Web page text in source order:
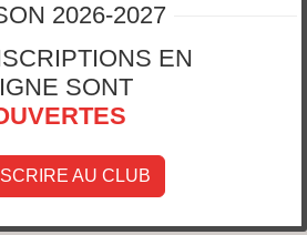
2026-2027
EN
SONT
AU CLUB